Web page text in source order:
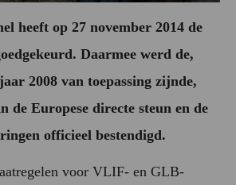
heeft op 27 november 2014 de
Daarmee werd de,
2008 van toepassing zijnde,
de Europese directe steun en de
officieel bestendigd.
voor VLIF- en GLB-